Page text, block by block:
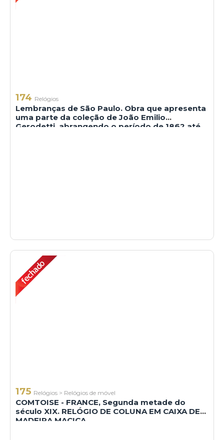
174 Relógios
Lembranças de São Paulo. Obra que apresenta
uma parte da coleção de João Emilio
Gerodetti, abrangendo o período de 1862 até
175 Relógios > Relógios de móvel
COMTOISE - FRANCE, Segunda metade do
século XIX. RELÓGIO DE COLUNA EM CAIXA DE
MADEIRA MACIÇA